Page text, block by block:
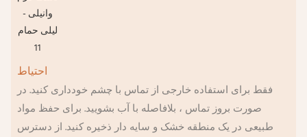
احتیاط
فقط برای استفاده خارجی از تماس با چشم خودداری کنید. در
صورت بروز تماس ، بلافاصله با آب بشویید. برای حفظ مواد
طبیعی در یک منطقه خشک و سایه دار ذخیره کنید. از دسترس